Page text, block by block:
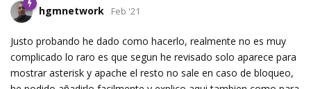
hgmnetwork Feb '21
Justo probando he dado como hacerlo, realmente no es muy
complicado lo raro es que segun he revisado solo aparece para
mostrar asterisk y apache el resto no sale en caso de bloqueo,